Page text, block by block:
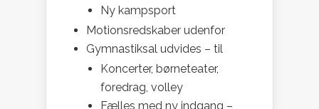
Ny kampsport
Motionsredskaber udenfor
Gymnastiksal udvides – til
Koncerter, børneteater,
foredrag, volley
Fælles med ny indgang –